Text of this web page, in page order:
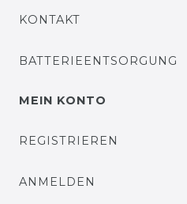
KONTAKT
BATTERIEENTSORGUNG
MEIN KONTO
REGISTRIEREN
ANMELDEN